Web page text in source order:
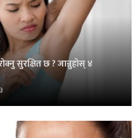
सुरक्षित छ ? जान्नुहोस् ४